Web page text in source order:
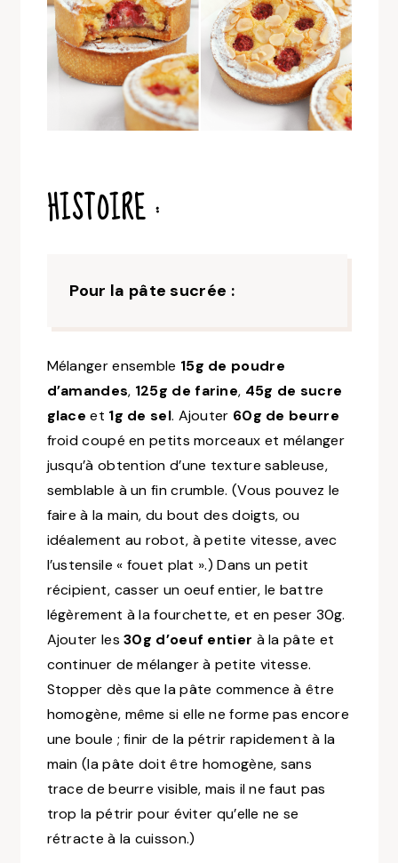
HISTOIRE :
Pour la pâte sucrée :
Mélanger ensemble 15g de poudre
d’amandes, 125g de farine, 45g de sucre
glace et 1g de sel. Ajouter 60g de beurre
froid coupé en petits morceaux et mélanger
jusqu’à obtention d’une texture sableuse,
semblable à un fin crumble. (Vous pouvez le
faire à la main, du bout des doigts, ou
idéalement au robot, à petite vitesse, avec
l’ustensile « fouet plat ».) Dans un petit
récipient, casser un oeuf entier, le battre
légèrement à la fourchette, et en peser 30g.
Ajouter les30g d’oeuf entier à la pâte et
continuer de mélanger à petite vitesse.
Stopper dès que la pâte commence à être
homogène, même si elle ne forme pas encore
une boule ; finir de la pétrir rapidement à la
main (la pâte doit être homogène, sans
trace de beurre visible, mais il ne faut pas
trop la pétrir pour éviter qu’elle ne se
rétracte à la cuisson.)